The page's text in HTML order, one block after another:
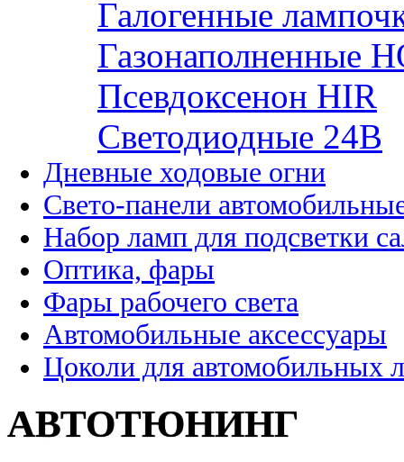
Галогенные
Газонаполненные
Псевдоксенон HIR
Cветодиодные 24B
Дневные ходовые огни
Свето-панели
Набор ламп для подсветки
Оптика, фары
Фары рабочего света
Автомобильные аксессуары
Цоколи для автомобильных
АВТОТЮНИНГ